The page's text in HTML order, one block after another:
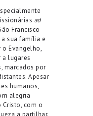
ad
Francisco
a sua família e
o Evangelho,
lugares
marcados por
Apesar
humanos,
alegria
Cristo, com o
a partilhar.